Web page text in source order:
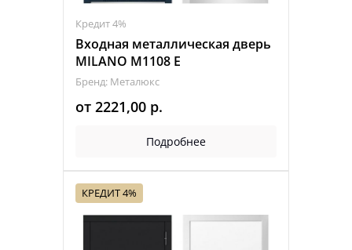
Кредит 4%
Входная металлическая дверь
MILANO M1108 Е
Бренд: Металюкс
от 2221,00 р.
Подробнее
КРЕДИТ 4%